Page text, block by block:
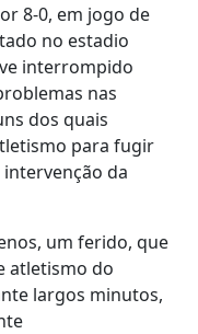
8-0, em jogo de
no estadio
interrompido
nas
dos quais
para fugir
da
um ferido, que
atletismo do
largos minutos,